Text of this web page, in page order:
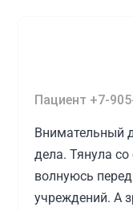
Пациент +7-
Внимательный
дела. Тянула
волнуюсь
учреждений. А